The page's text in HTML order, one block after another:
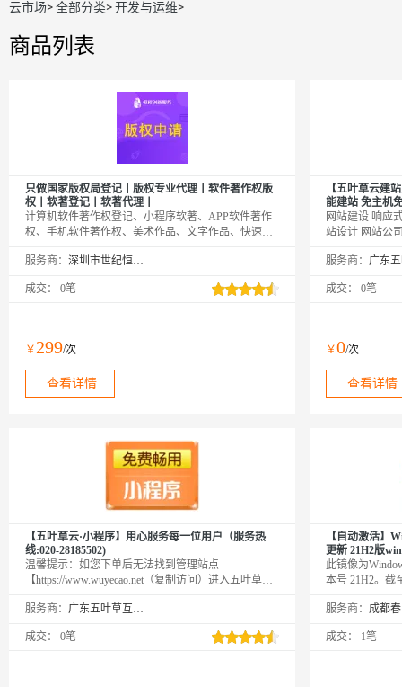
云市场>全部分类>开发与运维>
商品列表
只做国家版权局登记丨版权专业代理丨软件著作权版
权丨软著登记丨软著代理丨
计算机软件著作权登记、小程序软著、APP软件著作
权、手机软件著作权、美术作品、文字作品、快速响
权是指软件的开发者或者其他权利人依据有关著作权
没有软著登记保护，面临剽窃、抄袭、侵权则难以维
服务商： 深圳市世纪恒程知识产权代理事务所
成交： 0笔
￥ 299/次
查看详情
【五叶草云建
能建站 免主机
网站建设 响应
站设计 网站公
【https://
品（如遇问题
服务商：
成交： 0笔
￥0/次
查看详情
【五叶草云·小程序】用心服务每一位用户（服务热
线:020-28185502)
温馨提示：如您下单后无法找到管理站点
【https://www.wuyecao.net（复制访问）进入五叶草官
品（如遇问题，联系售后）】【该产品合适各个行
用心服务每一位用户模板库地址：
服务商： 广东五叶草互联网科技有限公司
成交： 0笔
【自动激活】
更新 21H2版
此镜像为
本号 21H2。截
云监控插件，
服务商：
成交： 1笔